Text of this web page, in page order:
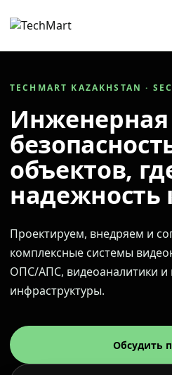
TECHMART KAZAKHSTAN ·
Инженерная
объектов,
надежность
Проектируем, внедряем и
комплексные системы
ОПС/АПС, видеоаналитики
инфраструктуры.
Обсудить